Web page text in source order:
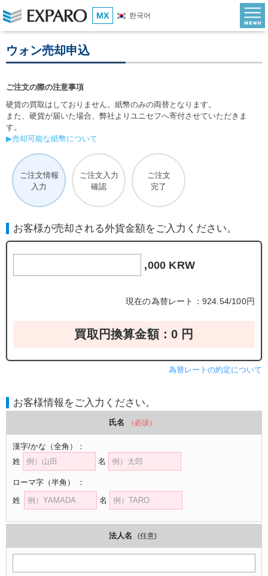
MX 한국어
ウォン売却申込
ご注文の際の注意事項
硬貨の買取はしておりません。紙幣のみの両替となります。
また、硬貨が届いた場合、弊社よりユニセフへ寄付させていただきま
す。
▶売却可能な紙幣について
ご注文情報
入力
ご注文入力
確認
ご注文
完了
お客様が売却される外貨金額をご入力ください。
,000 KRW
現在の為替レート：924.54/100円
買取円換算金額： 0 円
為替レートの約定について
お客様情報をご入力ください。
氏名 （必須）
漢字/かな （全角）
：
姓
名
ローマ字 （半角）
：
姓
名
法人名 (任意)